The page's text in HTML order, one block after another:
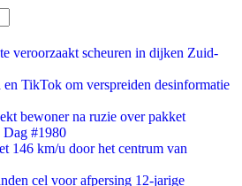
veroorzaakt scheuren in dijken Zuid-
TikTok om verspreiden desinformatie
bewoner na ruzie over pakket
Dag #1980
146 km/u door het centrum van
cel voor afpersing 12-jarige